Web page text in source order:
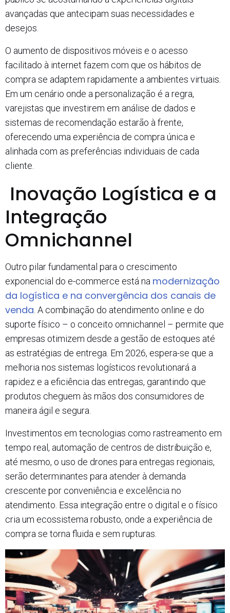
avançadas que antecipam suas necessidades e
desejos.
O aumento de dispositivos móveis e o acesso
facilitado à internet fazem com que os hábitos de
compra se adaptem rapidamente a ambientes virtuais.
Em um cenário onde a personalização é a regra,
varejistas que investirem em análise de dados e
sistemas de recomendação estarão à frente,
oferecendo uma experiência de compra única e
alinhada com as preferências individuais de cada
cliente.
Inovação Logística e a
Integração
Omnichannel
Outro pilar fundamental para o crescimento
exponencial do e-commerce está na modernização
da logística e na convergência dos canais de
venda . A combinação do atendimento online e do
suporte físico – o conceito omnichannel – permite que
empresas otimizem desde a gestão de estoques até
as estratégias de entrega. Em 2026, espera-se que a
melhoria nos sistemas logísticos revolutionará a
rapidez e a eficiência das entregas, garantindo que
produtos cheguem às mãos dos consumidores de
maneira ágil e segura.
Investimentos em tecnologias como rastreamento em
tempo real, automação de centros de distribuição e,
até mesmo, o uso de drones para entregas regionais,
serão determinantes para atender à demanda
crescente por conveniência e excelência no
atendimento. Essa integração entre o digital e o físico
cria um ecossistema robusto, onde a experiência de
compra se torna fluida e sem rupturas.